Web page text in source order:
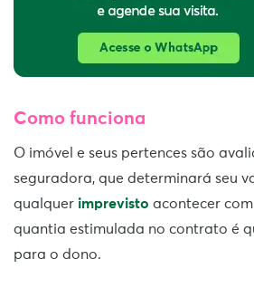
Como funciona
O imóvel e seus pertences são
seguradora, que determinará seu
qualquer imprevisto acontecer
quantia estimulada no contrato é
para o dono.